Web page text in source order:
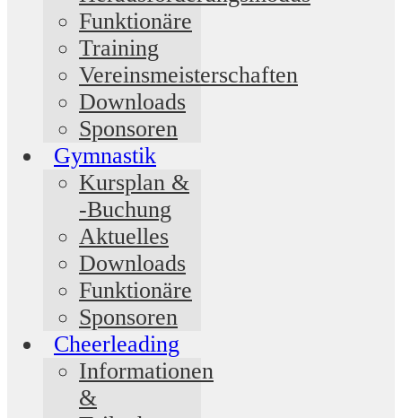
Funktionäre
Training
Vereinsmeisterschaften
Downloads
Sponsoren
Gymnastik
Kursplan &
-Buchung
Aktuelles
Downloads
Funktionäre
Sponsoren
Cheerleading
Informationen
&